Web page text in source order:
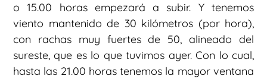
o 15.00 horas empezará a subir. Y tenemos
viento mantenido de 30 kilómetros (por hora),
con rachas muy fuertes de 50, alineado del
sureste, que es lo que tuvimos ayer. Con lo cual,
hasta las 21.00 horas tenemos la mayor ventana